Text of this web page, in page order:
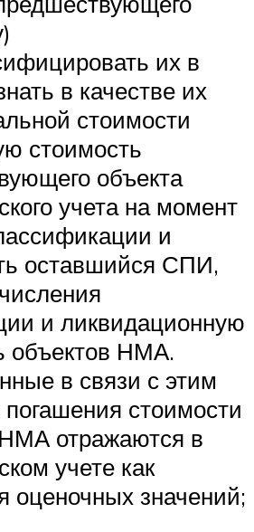
их в
в качестве их
стоимости
стоимость
объекта
учета на момент
и
оставшийся СПИ,
и ликвидационную
объектов НМА.
в связи с этим
стоимости
отражаются в
учете как
оценочных значений;